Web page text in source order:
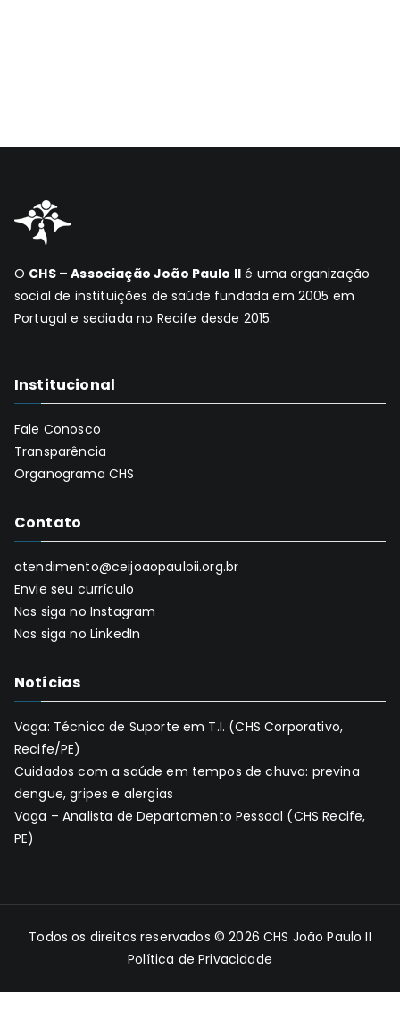
O CHS – Associação João Paulo II é uma organização
social de instituições de saúde fundada em 2005 em
Portugal e sediada no Recife desde 2015.
Institucional
Fale Conosco
Transparência
Organograma CHS
Contato
atendimento@ceijoaopauloii.org.br
Envie seu currículo
Nos siga no Instagram
Nos siga no LinkedIn
Notícias
Vaga: Técnico de Suporte em T.I. (CHS Corporativo,
Recife/PE)
Cuidados com a saúde em tempos de chuva: previna
dengue, gripes e alergias
Vaga – Analista de Departamento Pessoal (CHS Recife,
PE)
Todos os direitos reservados © 2026CHS João Paulo II
Política de Privacidade